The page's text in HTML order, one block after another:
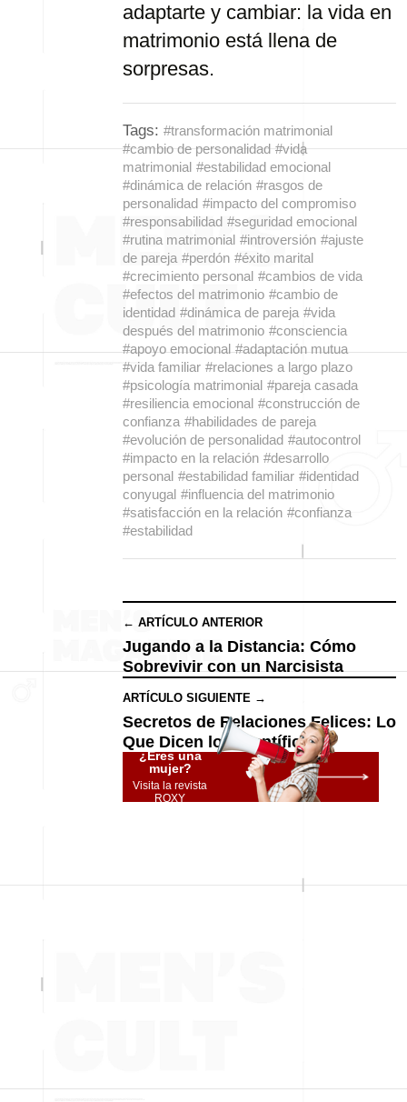
adaptarte y cambiar: la vida en
matrimonio está llena de
sorpresas.
Tags: #transformación matrimonial
#cambio de personalidad #vida
matrimonial #estabilidad emocional
#dinámica de relación #rasgos de
personalidad #impacto del compromiso
#responsabilidad #seguridad emocional
#rutina matrimonial #introversión #ajuste
de pareja #perdón #éxito marital
#crecimiento personal #cambios de vida
#efectos del matrimonio #cambio de
identidad #dinámica de pareja #vida
después del matrimonio #consciencia
#apoyo emocional #adaptación mutua
#vida familiar #relaciones a largo plazo
#psicología matrimonial #pareja casada
#resiliencia emocional #construcción de
confianza #habilidades de pareja
#evolución de personalidad #autocontrol
#impacto en la relación #desarrollo
personal #estabilidad familiar #identidad
conyugal #influencia del matrimonio
#satisfacción en la relación #confianza
#estabilidad
← ARTÍCULO ANTERIOR
Jugando a la Distancia: Cómo
Sobrevivir con un Narcisista
ARTÍCULO SIGUIENTE →
Secretos de Relaciones Felices: Lo
Que Dicen los Científicos
¿Eres una
mujer?
Visita la revista
ROXY